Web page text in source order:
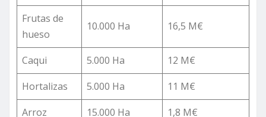
Frutas de
hueso
10.000 Ha 16,5 M€
Caqui 5.000 Ha
12 M€
Hortalizas
5.000 Ha
11 M€
Arroz
15.000 Ha
1,8 M€